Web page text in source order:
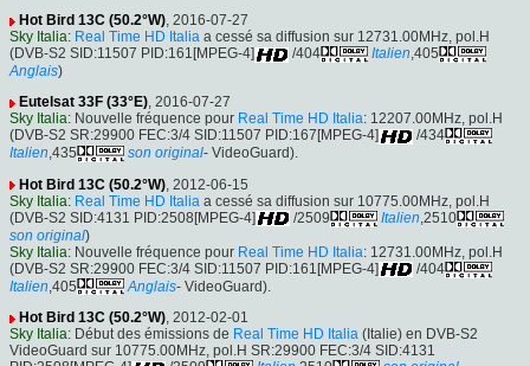
Hot Bird 13C (50.2°W), 2016-07-27
Sky Italia: Real Time HD Italia a cessé sa diffusion sur 12731.00MHz, pol.H
(DVB-S2 SID:11507 PID:161[MPEG-4]
/404 Italien,405
Anglais)
Eutelsat 33F (33°E), 2016-07-27
Sky Italia: Nouvelle fréquence pour Real Time HD Italia: 12207.00MHz, pol.H
(DVB-S2 SR:29900 FEC:3/4 SID:11507 PID:167[MPEG-4]
/434
Italien,435 son original- VideoGuard).
Hot Bird 13C (50.2°W), 2012-06-15
Sky Italia: Real Time HD Italia a cessé sa diffusion sur 10775.00MHz, pol.H
(DVB-S2 SID:4131 PID:2508[MPEG-4]
/2509 Italien,2510
son original)
Sky Italia: Nouvelle fréquence pour Real Time HD Italia: 12731.00MHz, pol.H
(DVB-S2 SR:29900 FEC:3/4 SID:11507 PID:161[MPEG-4]
/404
Italien ,405 Anglais- VideoGuard).
Hot Bird 13C (50.2°W), 2012-02-01
Sky Italia: Début des émissions de Real Time HD Italia (Italie) en DVB-S2
VideoGuard sur 10775.00MHz, pol.H SR:29900 FEC:3/4 SID:4131